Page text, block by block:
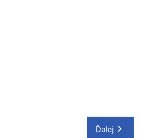
Ďalej